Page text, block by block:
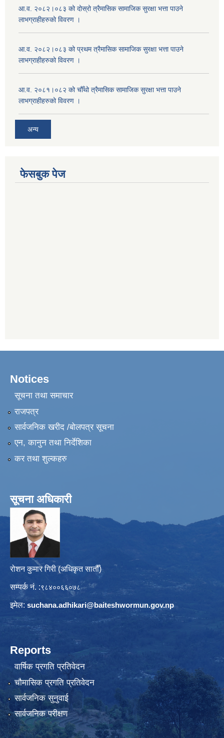
आ.व. २०८२।०८३ को दोस्रो त्रैमासिक सामाजिक सुरक्षा भत्ता पाउने
लाभग्राहीहरुको विवरण ।
आ.व. २०८२।०८३ को प्रथम त्रैमासिक सामाजिक सुरक्षा भत्ता पाउने
लाभग्राहीहरुको विवरण ।
आ.व. २०८१।०८२ को चौँथो त्रैमासिक सामाजिक सुरक्षा भत्ता पाउने
लाभग्राहीहरुको विवरण ।
अन्य
फेसबुक पेज
Notices
सूचना तथा समाचार
राजपत्र
सार्वजनिक खरीद /बोलपत्र सूचना
एन, कानुन तथा निर्देशिका
कर तथा शुल्कहरु
सूचना अधिकारी
रोशन कुमार गिरी (अधिकृत सातौँ)
सम्पर्क नं. :९८४००६६०७८
इमेल: suchana.adhikari@baiteshwormun.gov.np
Reports
वार्षिक प्रगति प्रतिवेदन
चौमासिक प्रगति प्रतिवेदन
सार्वजनिक सुनुवाई
सार्वजनिक परीक्षण